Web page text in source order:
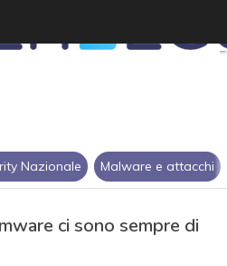
Nazionale Malware e attacchi
ci sono sempre di